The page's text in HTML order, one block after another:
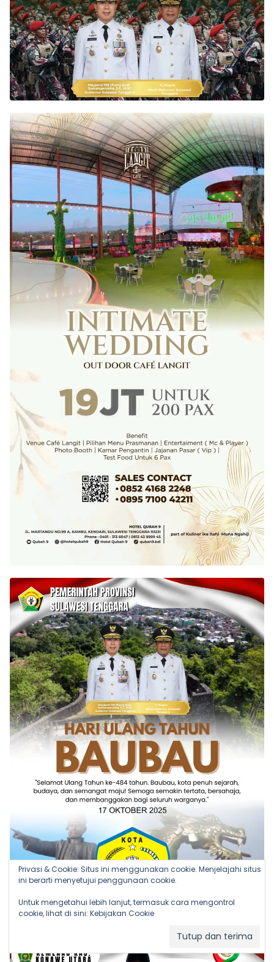
Privasi & Cookie: Situs ini menggunakan cookie. Menjelajahi situs
ini berarti menyetujui penggunaan cookie.
Untuk mengetahui lebih lanjut, termasuk cara mengontrol
cookie, lihat di sini: Kebijakan Cookie